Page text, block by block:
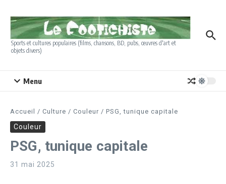
Sports et cultures populaires (films, chansons, BD, pubs, œuvres d'art et
objets divers)
Menu
Accueil / Culture / Couleur / PSG, tunique capitale
Couleur
PSG, tunique capitale
31 mai 2025